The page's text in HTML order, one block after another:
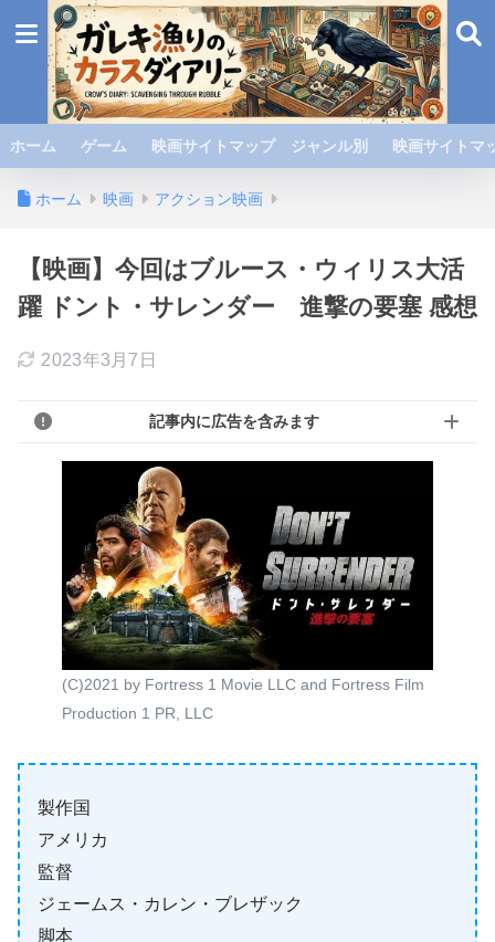
ホーム ゲーム 映画サイトマップ ジャンル別 映画サイト
ホーム 映画 アクション映画
【映画】今回はブルース・ウィリス大活
躍 ドント・サレンダー 進撃の要塞 感想
2023年3月7日
記事内に広告を含みます
(C)2021 by Fortress 1 Movie LLC and Fortress Film
Production 1 PR, LLC
製作国
アメリカ
監督
ジェームス・カレン・ブレザック
脚本